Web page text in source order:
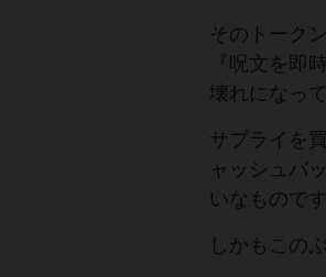
そのトーク
『呪文を即
壊れになっ
サプライを
ャッシュバ
いなものです
しかもこの